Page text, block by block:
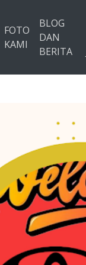
FOTO
KAMI
BLOG
DAN
BERITA